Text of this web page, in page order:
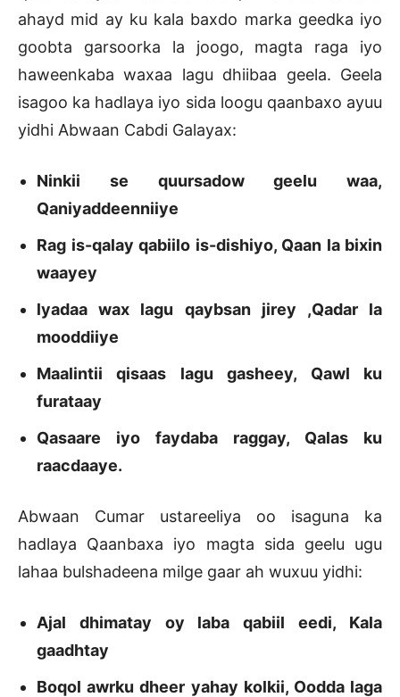
ahayd mid ay ku kala baxdo marka geedka iyo
goobta garsoorka la joogo, magta raga iyo
haweenkaba waxaa lagu dhiibaa geela. Geela
isagoo ka hadlaya iyo sida loogu qaanbaxo ayuu
yidhi Abwaan Cabdi Galayax:
Ninkii se quursadow geelu waa,
Qaniyaddeenniiye
Rag is-qalay qabiilo is-dishiyo, Qaan la bixin
waayey
lyadaa wax lagu qaybsan jirey ,Qadar la
mooddiiye
Maalintii qisaas lagu gasheey, Qawl ku
furataay
Qasaare iyo faydaba raggay, Qalas ku
raacdaaye.
Abwaan Cumar ustareeliya oo isaguna ka
hadlaya Qaanbaxa iyo magta sida geelu ugu
lahaa bulshadeena milge gaar ah wuxuu yidhi:
Ajal dhimatay oy laba qabiil eedi, Kala
gaadhtay
Boqol awrku dheer yahay kolkii, Oodda laga